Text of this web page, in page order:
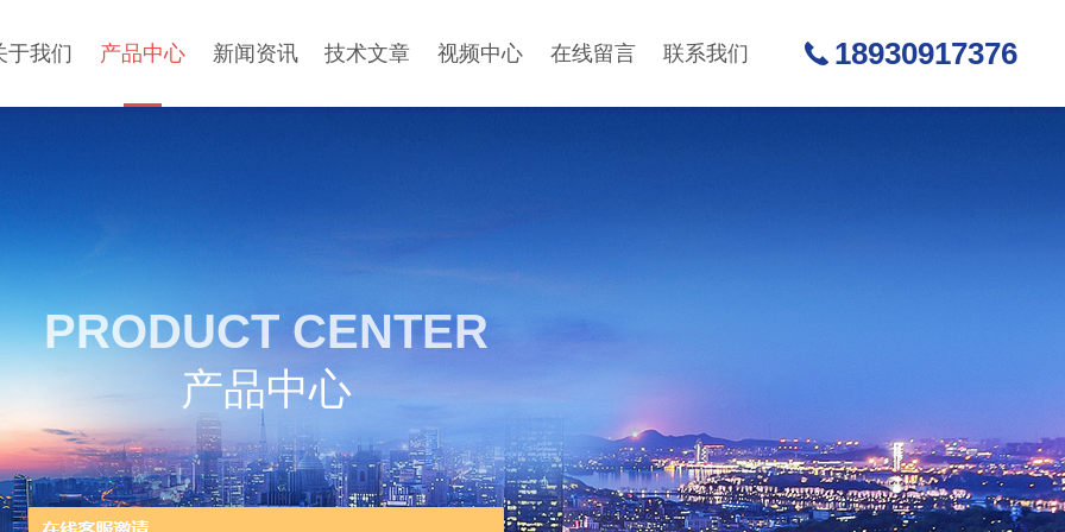
于我们 产品中心 新闻资讯 技术文章 视频中心 在线留言 联系我们 18930917376
PRODUCT CENTER
产品中心